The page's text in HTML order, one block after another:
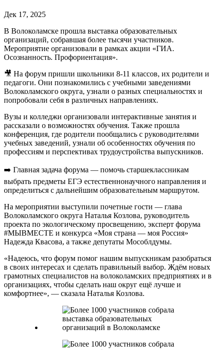
Дек 17, 2025
В Волоколамске прошла выставка образовательных
организаций, собравшая более тысячи участников.
Мероприятие организовали в рамках акции «ГИА.
Осознанность. Профориентация».
🎥 На форум пришли школьники 8-11 классов, их родители и
педагоги. Они познакомились с учебными заведениями
Волоколамского округа, узнали о разных специальностях и
попробовали себя в различных направлениях.
Вузы и колледжи организовали интерактивные занятия и
рассказали о возможностях обучения. Также прошла
конференция, где родители пообщались с руководителями
учебных заведений, узнали об особенностях обучения по
профессиям и перспективах трудоустройства выпускников.
➡️ Главная задача форума — помочь старшеклассникам
выбрать предметы ЕГЭ естественнонаучного направления и
определиться с дальнейшим образовательным маршрутом.
На мероприятии выступили почетные гости — глава
Волоколамского округа Наталья Козлова, руководитель
проекта по экологическому просвещению, эксперт форума
#МЫВМЕСТЕ и конкурса «Моя страна — моя Россия»
Надежда Квасова, а также депутаты Мособлдумы.
«Надеюсь, что форум помог нашим выпускникам разобраться
в своих интересах и сделать правильный выбор. Ждём новых
грамотных специалистов на волоколамских предприятиях и в
организациях, чтобы сделать наш округ ещё лучше и
комфортнее», — сказала Наталья Козлова.